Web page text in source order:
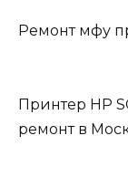
Ремонт мфу
Принтер HP
ремонт в